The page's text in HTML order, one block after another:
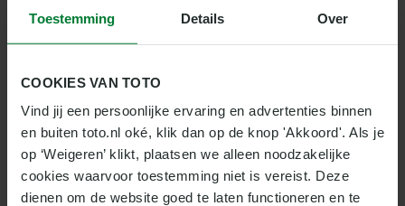
Toestemming Details Over
COOKIES VAN TOTO
Vind jij een persoonlijke ervaring en advertenties binnen
en buiten toto.nl oké, klik dan op de knop 'Akkoord'. Als je
op ‘Weigeren’ klikt, plaatsen we alleen noodzakelijke
cookies waarvoor toestemming niet is vereist. Deze
dienen om de website goed te laten functioneren en te
de personele problemen een stuk groter. Trainer
Enzo Maresca moet het woensdag doen zonder de
dat sterspeler Cole Palmer zich bij de toch al goed
gevulde ziekenboeg voegde. Levi Colwill en Liam
Delap zijn niet inzetbaar tegen Ajax en het
meespelen van Moises Caicedo, Pedro Neto en Enzo
Fernandez is twijfelachtig.